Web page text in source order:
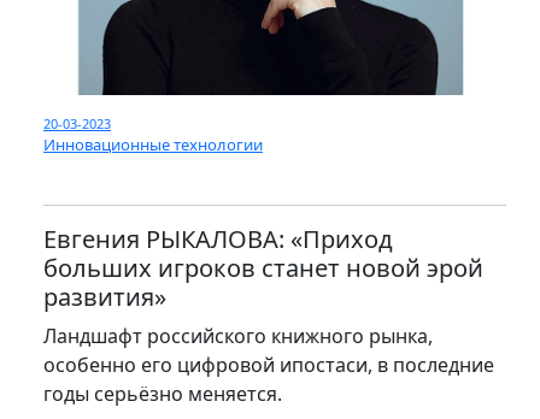
20-03-2023
Инновационные технологии
Евгения РЫКАЛОВА: «Приход
больших игроков станет новой эрой
развития»
Ландшафт российского книжного рынка,
особенно его цифровой ипостаси, в последние
годы серьёзно меняется.